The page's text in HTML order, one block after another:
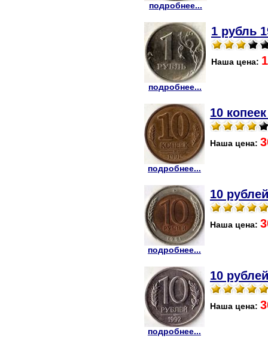
подробнее...
подробнее...
1 рубль
Наша цена:
подробнее...
10
Наша цена:
подробнее...
10
Наша цена:
подробнее...
10
Наша цена: